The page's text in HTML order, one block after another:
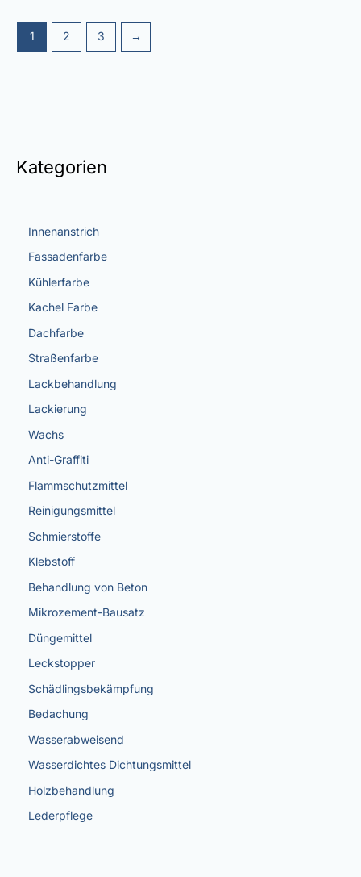
Kategorien
Innenanstrich
Fassadenfarbe
Kühlerfarbe
Kachel Farbe
Dachfarbe
Straßenfarbe
Lackbehandlung
Lackierung
Wachs
Anti-Graffiti
Flammschutzmittel
Reinigungsmittel
Schmierstoffe
Klebstoff
Behandlung von Beton
Mikrozement-Bausatz
Düngemittel
Leckstopper
Schädlingsbekämpfung
Bedachung
Wasserabweisend
Wasserdichtes Dichtungsmittel
Holzbehandlung
Lederpflege
1 2 3 →